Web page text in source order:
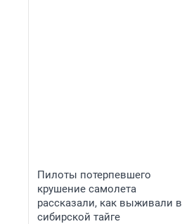
Пилоты потерпевшего
крушение самолета
рассказали, как выживали в
сибирской тайге